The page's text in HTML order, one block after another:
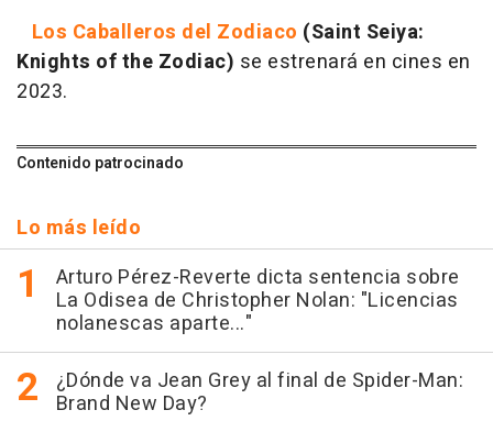
Los Caballeros del Zodiaco (Saint Seiya:
Knights of the Zodiac) se estrenará en cines en
2023.
Contenido patrocinado
Lo más leído
Arturo Pérez-Reverte dicta sentencia sobre
La Odisea de Christopher Nolan: "Licencias
nolanescas aparte..."
¿Dónde va Jean Grey al final de Spider-Man:
Brand New Day?